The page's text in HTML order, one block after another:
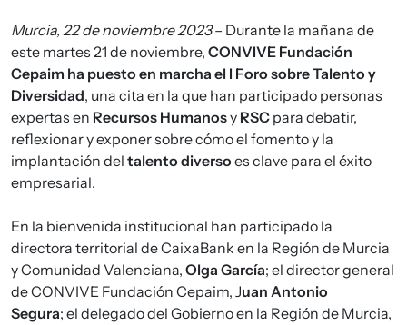
Murcia, 22 de noviembre 2023– Durante la mañana de
este martes 21 de noviembre, CONVIVE Fundación
Cepaim ha puesto en marcha el I Foro sobre Talento y
Diversidad, una cita en la que han participado personas
expertas en Recursos Humanosy RSC para debatir,
reflexionar y exponer sobre cómo el fomento y la
implantación del talento diverso es clave para el éxito
empresarial.
En la bienvenida institucional han participado la
directora territorial de CaixaBank en la Región de Murcia
y Comunidad Valenciana, Olga García; el director general
de CONVIVE Fundación Cepaim, Juan Antonio
Segura; el delegado del Gobierno en la Región de Murcia,